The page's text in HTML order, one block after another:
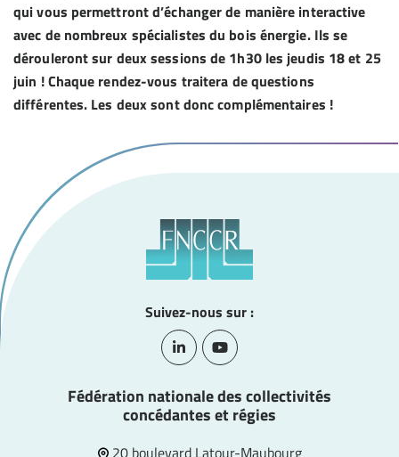
qui vous permettront d’échanger de manière interactive
avec de nombreux spécialistes du bois énergie. Ils se
dérouleront sur deux sessions de 1h30 les jeudis 18 et 25
juin ! Chaque rendez-vous traitera de questions
différentes. Les deux sont donc complémentaires !
Suivez-nous sur :
Lien vers le compte Linkedin
Lien vers la chaîne Youtube
Fédération nationale des collectivités
concédantes et régies
20 boulevard Latour-Maubourg